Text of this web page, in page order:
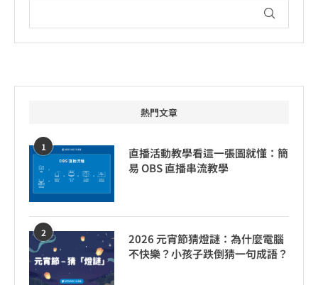
熱門文章
1
直播活動教學看這一張圖就懂：簡
易 OBS 直播串流教學
2
2026 元宵節猜燈謎：為什麼電腦
不快樂？小孩子跌倒猜一句成語？